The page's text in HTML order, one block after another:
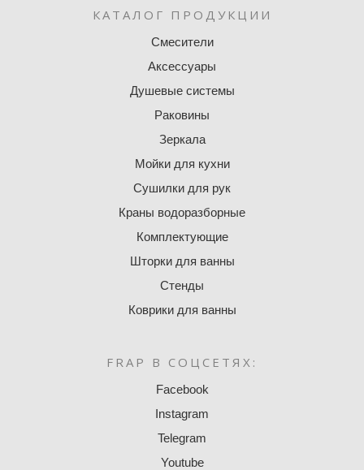
КАТАЛОГ ПРОДУКЦИИ
Смесители
Аксессуары
Душевые системы
Раковины
Зеркала
Мойки для кухни
Сушилки для рук
Краны водоразборные
Комплектующие
Шторки для ванны
Стенды
Коврики для ванны
FRAP В СОЦСЕТЯХ:
Facebook
Instagram
Telegram
Youtube